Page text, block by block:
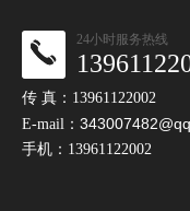
24小时服务热线
传 真：13961122002
E-mail：
手机：13961122002